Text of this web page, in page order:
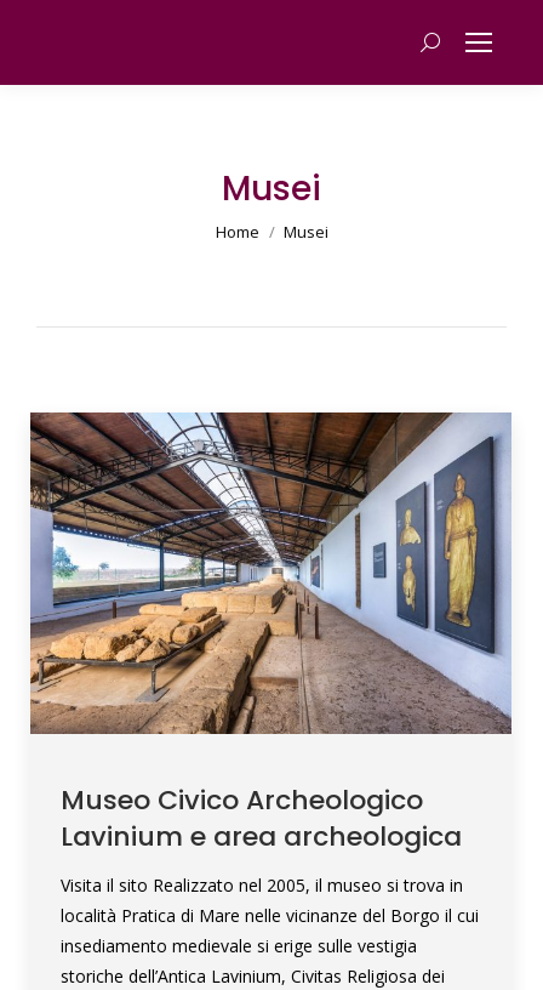
Cerca
Musei
You are here:
Home Musei
Museo Civico Archeologico
Lavinium e area archeologica
Visita il sito Realizzato nel 2005, il museo si trova in
località Pratica di Mare nelle vicinanze del Borgo il cui
insediamento medievale si erige sulle vestigia
storiche dell’Antica Lavinium, Civitas Religiosa dei